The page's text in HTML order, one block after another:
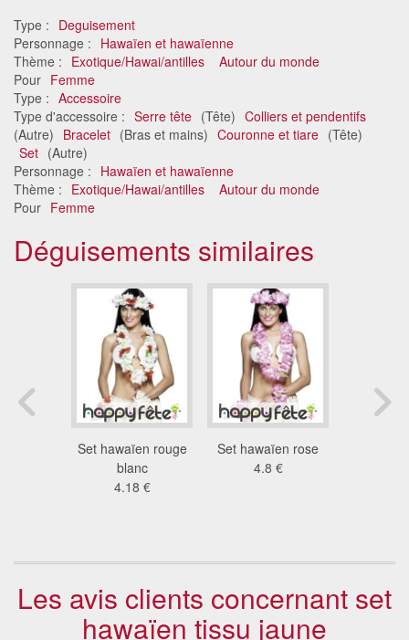
Type : Deguisement
Personnage : Hawaïen et hawaïenne
Thème : Exotique/Hawai/antilles
Autour du monde
Pour Femme
Type : Accessoire
Type d'accessoire : Serre tête (Tête) Colliers et pendentifs
(Autre) Bracelet (Bras et mains) Couronne et tiare (Tête)
Set (Autre)
Personnage : Hawaïen et hawaïenne
Thème : Exotique/Hawai/antilles
Autour du monde
Pour Femme
Déguisements similaires
Set hawaïen rouge
blanc
4.18 €
Set hawaïen rose
4.8 €
Les avis clients concernant set
hawaïen tissu jaune